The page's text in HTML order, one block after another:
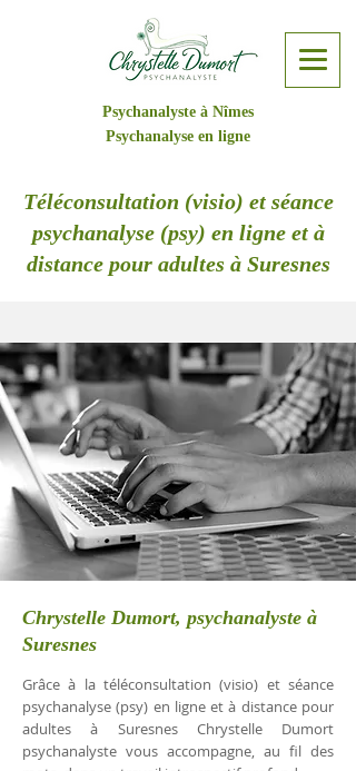
Psychanalyste à Nîmes
Psychanalyse en ligne
Téléconsultation (visio) et séance
psychanalyse (psy) en ligne et à
distance pour adultes à Suresnes
Chrystelle Dumort, psychanalyste à
Suresnes
Grâce à la téléconsultation (visio) et séance
psychanalyse (psy) en ligne et à distance pour
adultes à Suresnes Chrystelle Dumort
psychanalyste vous accompagne, au fil des